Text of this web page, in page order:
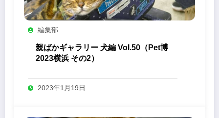
編集部
親ばかギャラリー 犬編 Vol.50（Pet博
2023横浜 その2）
2023年1月19日